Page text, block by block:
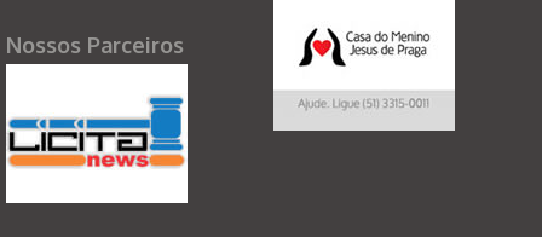
Nossos Parceiros